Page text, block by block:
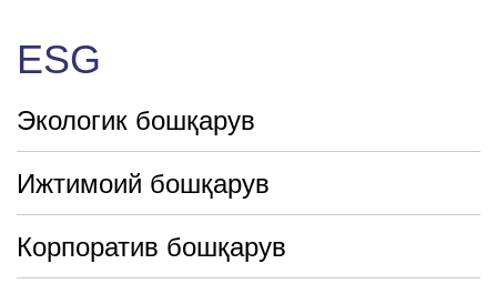
ESG
Экологик бошқарув
Ижтимоий бошқарув
Корпоратив бошқарув